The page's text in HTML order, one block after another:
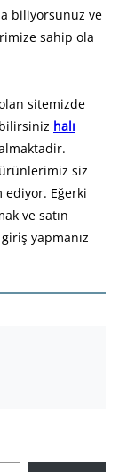
biliyorsunuz ve
sahip ola
sitemizde
halı
siz
Eğerki
ve satın
yapmanız